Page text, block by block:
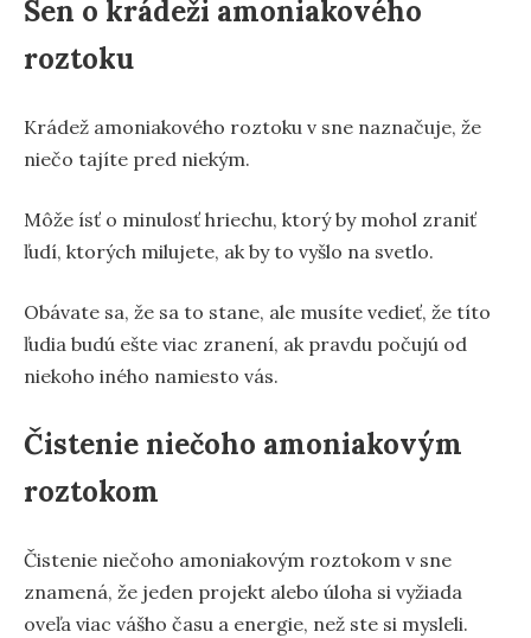
Sen o krádeži amoniakového
roztoku
Krádež amoniakového roztoku v sne naznačuje, že
niečo tajíte pred niekým.
Môže ísť o minulosť hriechu, ktorý by mohol zraniť
ľudí, ktorých milujete, ak by to vyšlo na svetlo.
Obávate sa, že sa to stane, ale musíte vedieť, že títo
ľudia budú ešte viac zranení, ak pravdu počujú od
niekoho iného namiesto vás.
Čistenie niečoho amoniakovým
roztokom
Čistenie niečoho amoniakovým roztokom v sne
znamená, že jeden projekt alebo úloha si vyžiada
oveľa viac vášho času a energie, než ste si mysleli.